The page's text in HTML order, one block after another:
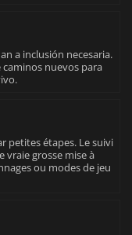
a inclusión necesaria.
caminos nuevos para
petites étapes. Le suivi
vraie grosse mise à
ou modes de jeu